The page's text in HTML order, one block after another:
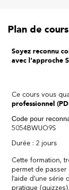
Plan de cours
Soyez reconnu
avec l'approche
Ce cours vous
professionnel
Code pour
5054BWUO9S
Durée : 2 jours
Cette formation,
permet de passer
l’aide d’une
pratique